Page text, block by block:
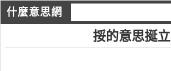
什麼意思網
挼的意思挻立